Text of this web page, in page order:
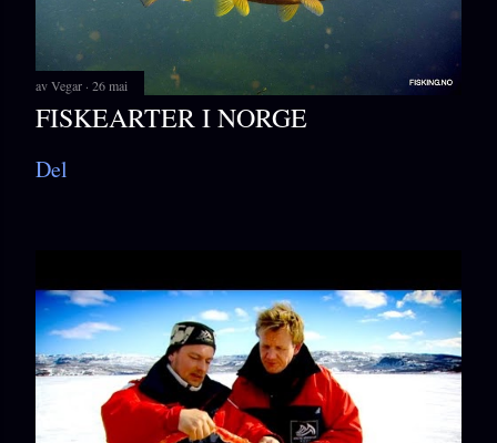
avVegar 26 mai
FISKEARTER I NORGE
Del